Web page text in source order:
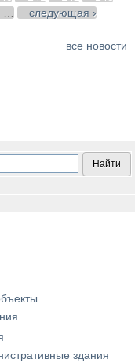
…
следующая ›
все новости
здания